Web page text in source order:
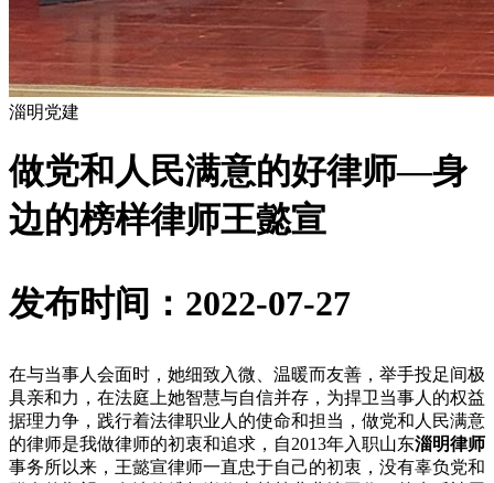
淄明党建
做党和人民满意的好律师—身
边的榜样律师王懿宣
发布时间：2022-07-27
在与当事人会面时，她细致入微、温暖而友善，举手投足间极
具亲和力，在法庭上她智慧与自信并存，为捍卫当事人的权益
据理力争，践行着法律职业人的使命和担当，做党和人民满意
的律师是我做律师的初衷和追求，自2013年入职山东淄明律师
事务所以来，王懿宣律师一直忠于自己的初衷，没有辜负党和